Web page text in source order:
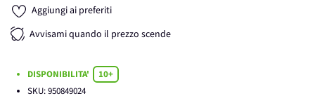
Aggiungi ai preferiti
Avvisami quando il prezzo scende
DISPONIBILITA'
10+
SKU:950849024